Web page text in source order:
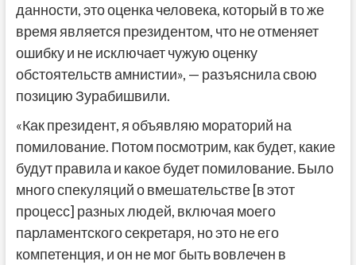
данности, это оценка человека, который в то же
время является президентом, что не отменяет
ошибку и не исключает чужую оценку
обстоятельств амнистии», — разъяснила свою
позицию Зурабишвили.
«Как президент, я объявляю мораторий на
помилование. Потом посмотрим, как будет, какие
будут правила и какое будет помилование. Было
много спекуляций о вмешательстве [в этот
процесс] разных людей, включая моего
парламентского секретаря, но это не его
компетенция, и он не мог быть вовлечен в